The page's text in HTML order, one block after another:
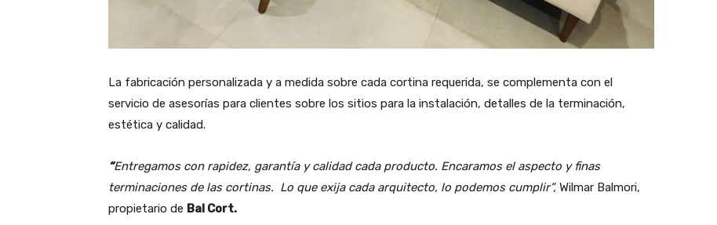
La fabricación personalizada y a medida sobre cada cortina requerida, se complementa con el
servicio de asesorías para clientes sobre los sitios para la instalación, detalles de la terminación,
estética y calidad.
“Entregamos con rapidez, garantía y calidad cada producto. Encaramos el aspecto y finas
terminaciones de las cortinas. Lo que exija cada arquitecto, lo podemos cumplir”, Wilmar Balmori,
propietario de Bal Cort.